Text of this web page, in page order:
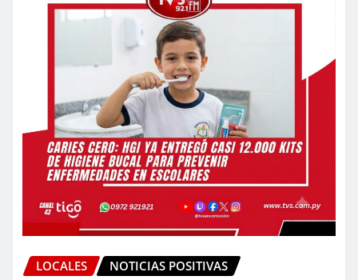
LOCALES NOTICIAS POSITIVAS